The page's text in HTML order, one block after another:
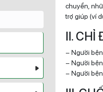
chuyển,
trợ giúp (ví
II. CHỈ
– Người
– Người
– Người